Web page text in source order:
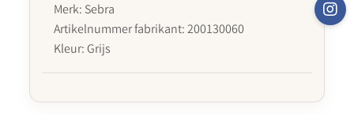
Merk: Sebra
Artikelnummer fabrikant: 200130060
Kleur: Grijs